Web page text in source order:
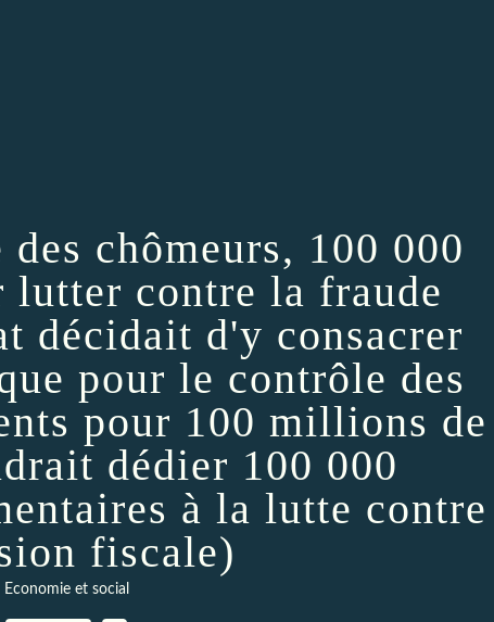
chômeurs, 100 000
lutter contre la fraude
décidait d'y consacrer
pour le contrôle des
pour 100 millions de
dédier 100 000
à la lutte contre
fiscale)
Economie et social